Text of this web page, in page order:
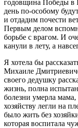
годовщина Победы в
день по-особому
и отдадим почести
Первым делом
борьбе с врагом. И
канули в лету, а
Я хотела бы
Михаиле
своего дедушку
жизнь, полна
болезни умерла мама,
хозяйству легли на
было жить без
которая воспитала